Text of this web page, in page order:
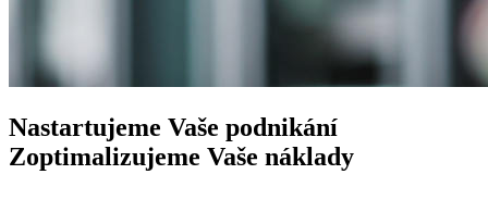
Nastartujeme Vaše podnikání
Zoptimalizujeme Vaše náklady